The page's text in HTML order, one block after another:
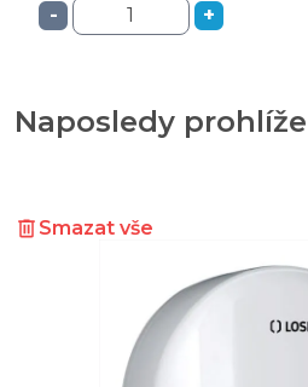
- +
Naposledy
Smazat vše